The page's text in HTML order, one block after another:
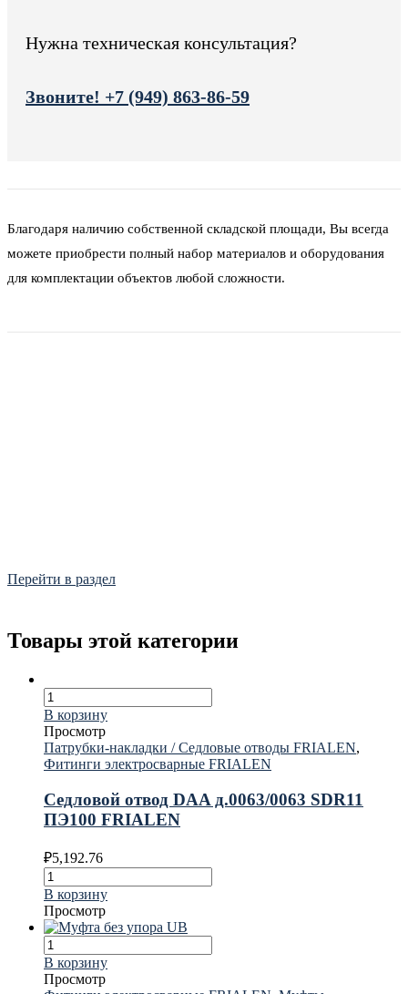
Нужна техническая консультация?
Звоните! +7 (949) 863-86-59
Благодаря наличию собственной складской площади, Вы всегда
можете приобрести полный набор материалов и оборудования
для комплектации объектов любой сложности.
Перейти в раздел
Товары этой категории
В корзину
Просмотр
Патрубки-накладки / Седловые отводы FRIALEN,
Фитинги электросварные FRIALEN
Седловой отвод DAA д.0063/0063 SDR11
ПЭ100 FRIALEN
₽5,192.76
В корзину
Просмотр
В корзину
Просмотр